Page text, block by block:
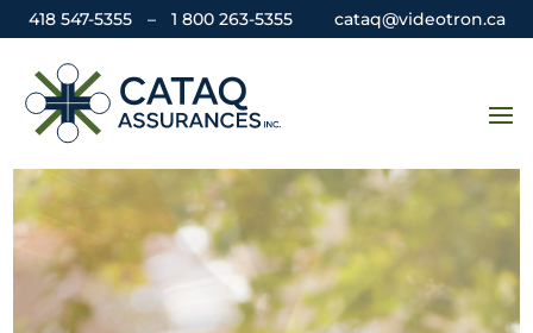
418 547-5355 – 1 800 263-5355 cataq@videotron.ca